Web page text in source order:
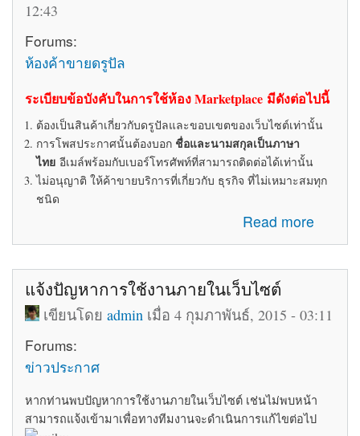
12:43
Forums:
ห้องค้าขายดรูปัล
ระเบียบข้อบังคับในการใช้ห้อง Marketplace มีดังต่อไปนี้
ต้องเป็นสินค้าเกี่ยวกับดรูปัลและขอบเขตของเว็บไซต์เท่านั้น
การโพสประกาศนั้นต้องบอก ชื่อและนามสกุลเป็นภาษา
ไทย อีเมล์พร้อมกับเบอร์โทรศัพท์ที่สามารถติดต่อได้เท่านั้น
ไม่อนุญาติ ให้ค้าขายบริการที่เกี่ยวกับ ธุรกิจ ที่ไม่เหมาะสมทุก
ชนิด
Read more
about ระเบียบข้อบังคับในการใช้ห้อง Marketplace
แจ้งปัญหาการใช้งานภายในเว็บไซต์
เขียนโดยadmin เมื่อ 4 กุมภาพันธ์, 2015 - 03:11
Forums:
ข่าวประกาศ
หากท่านพบปัญหาการใช้งานภายในเว็บไซต์ เช่นไม่พบหน้า
สามารถแจ้งเข้ามาเพื่อทางทีมงานจะดำเนินการแก้ไขต่อไป